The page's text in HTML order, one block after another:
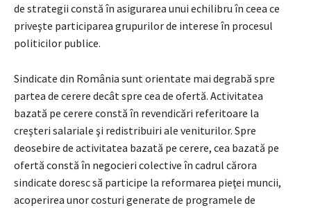
de strategii constă în asigurarea unui echilibru în ceea ce
priveşte participarea grupurilor de interese în procesul
politicilor publice.
Sindicate din România sunt orientate mai degrabă spre
partea de cerere decât spre cea de ofertă. Activitatea
bazată pe cerere constă în revendicări referitoare la
creşteri salariale şi redistribuiri ale veniturilor. Spre
deosebire de activitatea bazată pe cerere, cea bazată pe
ofertă constă în negocieri colective în cadrul cărora
sindicate doresc să participe la reformarea pieţei muncii,
acoperirea unor costuri generate de programele de